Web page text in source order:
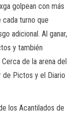
golpean con más
turno que
adicional. Al ganar,
y también
de la arena del
Pictos y el Diario
los Acantilados de